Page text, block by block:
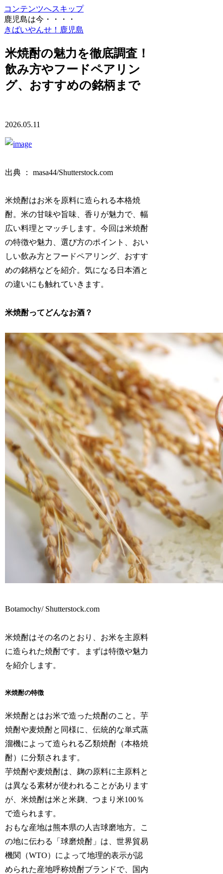
コンテンツへスキップ
鹿児島は今・・・・
きばいやんせ！鹿児島
米焼酎の魅力を徹底調査！
飲み方やフードペアリン
グ、おすすめの銘柄まで
2026.05.11
出典 ： masa44/Shutterstock.com
米焼酎はお米を原料に造られる本格焼
酎。米の甘味や旨味、香りが魅力で、幅
広い料理とマッチします。今回は米焼酎
の特徴や魅力、選び方のポイント、おい
しい飲み方とフードペアリング、おすす
めの銘柄などを紹介。気になる日本酒と
の違いにも触れていきます。
米焼酎ってどんなお酒？
Botamochy/ Shutterstock.com
米焼酎はその名のとおり、お米を主原料
に造られた焼酎です。まずは特徴や魅力
を紹介します。
米焼酎の特徴
米焼酎とはお米で造った焼酎のこと。芋
焼酎や麦焼酎と同様に、伝統的な単式蒸
溜機によって造られる乙類焼酎（本格焼
酎）に分類されます。
芋焼酎や麦焼酎は、麹の原料に主原料と
は異なる素材が使われることがあります
が、米焼酎は米と米麹、つまり米100％
で造られます。
おもな産地は熊本県の人吉球磨地方。こ
の地に伝わる「球磨焼酎」は、世界貿易
機関（WTO）によって地理的表示が認
められた産地呼称焼酎ブランドで、国内